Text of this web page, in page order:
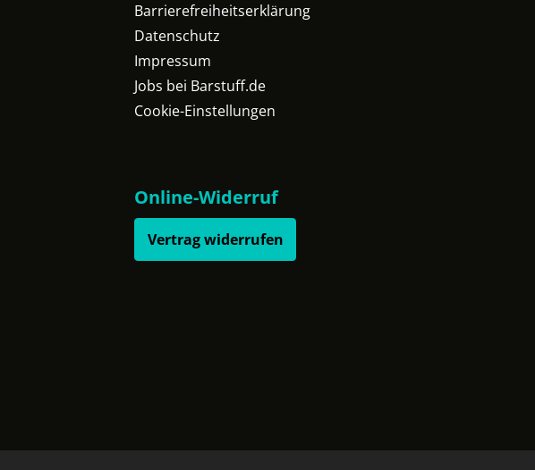
Barrierefreiheitserklärung
Datenschutz
Impressum
Jobs bei Barstuff.de
Cookie-Einstellungen
Online-Widerruf
Vertrag widerrufen